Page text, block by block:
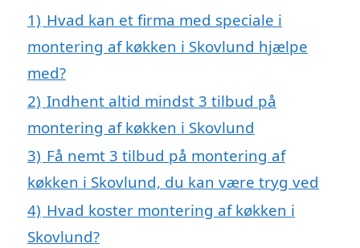
1) Hvad kan et firma med speciale i
montering af køkken i Skovlund hjælpe
med?
2) Indhent altid mindst 3 tilbud på
montering af køkken i Skovlund
3) Få nemt 3 tilbud på montering af
køkken i Skovlund, du kan være tryg ved
4) Hvad koster montering af køkken i
Skovlund?